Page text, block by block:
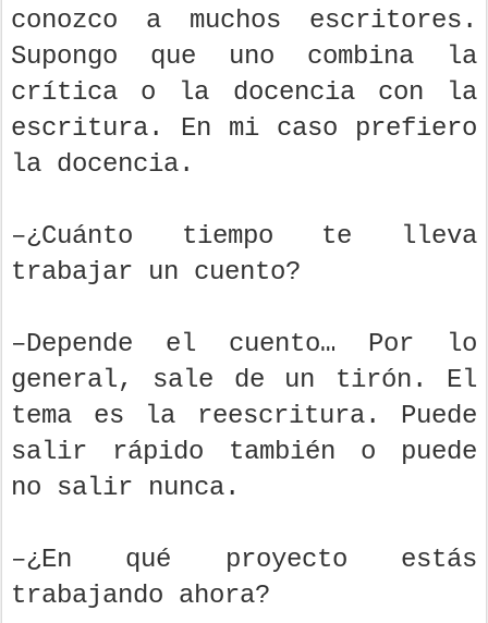
conozco a muchos escritores.
Supongo que uno combina la
crítica o la docencia con la
escritura. En mi caso prefiero
la docencia.
–¿Cuánto tiempo te lleva
trabajar un cuento?
–Depende el cuento… Por lo
general, sale de un tirón. El
tema es la reescritura. Puede
salir rápido también o puede
no salir nunca.
–¿En qué proyecto estás
trabajando ahora?